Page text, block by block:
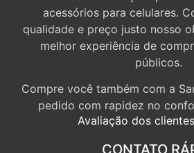
A Samcase é uma loja
acessórios para celulares.
qualidade e preço justo nosso
melhor experiência de
públicos.
Compre você também com a
pedido com rapidez no
Avaliação dos